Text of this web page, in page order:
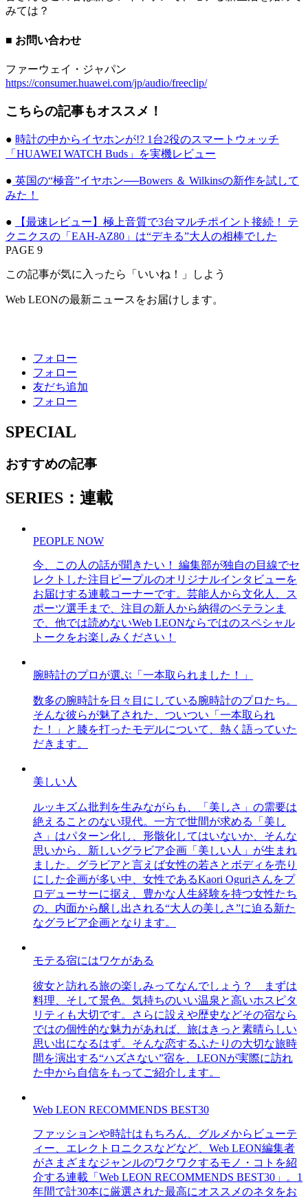
みては？
■ お問い合わせ
ファーウェイ・ジャパン
https://consumer.huawei.com/jp/audio/freeclip/
こちらの記事もオススメ！
● 時計の中からイヤホンが!? 1台2役のスマートウォッチ
「HUAWEI WATCH Buds」を実機レビュー
● 英国の“極音”イヤホン──Bowers ＆ Wilkinsの新作を試して
みた！
●
【最速レビュー】極上音質で3台マルチポイント接続！ テ
クニクスの「EAH-AZ80」は“デキる”大人の相棒でした
PAGE 9
この記事が気に入ったら「いいね！」しよう
Web LEONの最新ニュースをお届けします。
フォロー
フォロー
友だち追加
フォロー
SPECIAL
おすすめの記事
SERIES：連載
PEOPLE NOW
今、この人の話が聞きたい！ 編集部が独自の目線でセ
レクトした注目ピープルのオリジナルインタビューを
お届けする連載コーナーです。芸能人から文化人、ス
ポーツ選手まで、注目の新人から納得のベテランま
で、他では読めないWeb LEONならではのスペシャル
トークをお楽しみください！
腕時計のプロが選ぶ「一本取られました！」
数多の腕時計を日々目にしている腕時計のプロたち。
そんな彼らが魅了された、ついつい「一本取られ
た！」と膝を打ったモデルについて、熱く語っていた
だきます。
美しい人
ルッキズム批判を生みながらも、「美しさ」の需要は
絶えることのない現代。一方で世間が求める「美し
さ」はパターン化し、形骸化してはいないか、そんな
思いから、新しいグラビア企画「美しい人」が生まれ
ました。グラビアと言えば女性の若さとボディを売り
にした企画が多い中、女性であるKaori Oguriさんをプ
ロデューサーに据え、豊かな人生経験を持つ女性たち
の、内面から醸し出される“大人の美しさ”に迫る新た
なグラビア企画となります。
モテる宿にはワケがある
彼女と訪れる旅の楽しみってなんでしょう？ まずは
料理、そして景色。気持ちのいい温泉と高いホスピタ
リティも大切です。さらに設えや歴史などその宿なら
ではの個性的な魅力があれば、旅はきっと素晴らしい
思い出になるはず。そんな恋するふたりの大切な旅時
間を演出する“ハズさない”宿を、LEONが実際に訪れ
た中から自信をもってご紹介します。
Web LEON RECOMMENDS BEST30
ファッションや時計はもちろん、グルメからビューテ
ィー、エレクトロニクスなどなど、Web LEON編集者
がさまざまなジャンルのワクワクするモノ・コトを紹
介する連載「Web LEON RECOMMENDS BEST30」。1
年間で計30本に厳選された最高にオススメのネタをお